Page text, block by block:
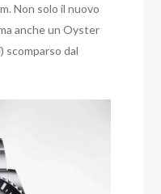
Non solo il nuovo
anche un Oyster
scomparso dal